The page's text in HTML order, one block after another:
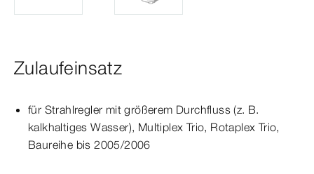
Zulaufeinsatz
für Strahlregler mit größerem Durchfluss (z. B.
kalkhaltiges Wasser), Multiplex Trio, Rotaplex Trio,
Baureihe bis 2005/2006